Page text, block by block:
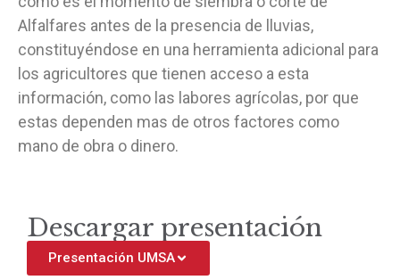
Alfalfares antes de la presencia de lluvias,
constituyéndose en una herramienta adicional para
los agricultores que tienen acceso a esta
información, como las labores agrícolas, por que
estas dependen mas de otros factores como
mano de obra o dinero.
Descargar presentación
Presentación UMSA